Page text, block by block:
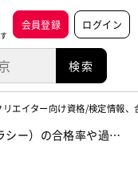
会員登録 ログイン
エイター向け資格/検定情報、
ー）の合格率や過去